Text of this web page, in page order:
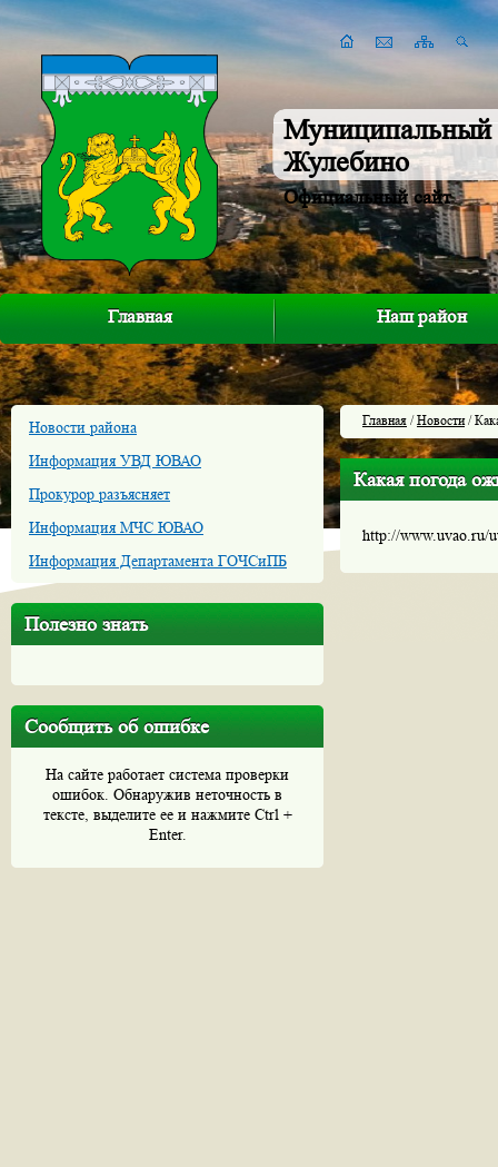
Муниципальный
Жулебино
Официальный сайт
Главная Наш район
Новости района
Информация УВД ЮВАО
Прокурор разъясняет
Информация МЧС ЮВАО
Информация Департамента ГОЧСиПБ
Полезно знать
Сообщить об ошибке
На сайте работает система проверки
ошибок. Обнаружив неточность в
тексте, выделите ее и нажмите Ctrl +
Enter.
Главная /Новости/
Какая погода
http://www.uvao.ru/